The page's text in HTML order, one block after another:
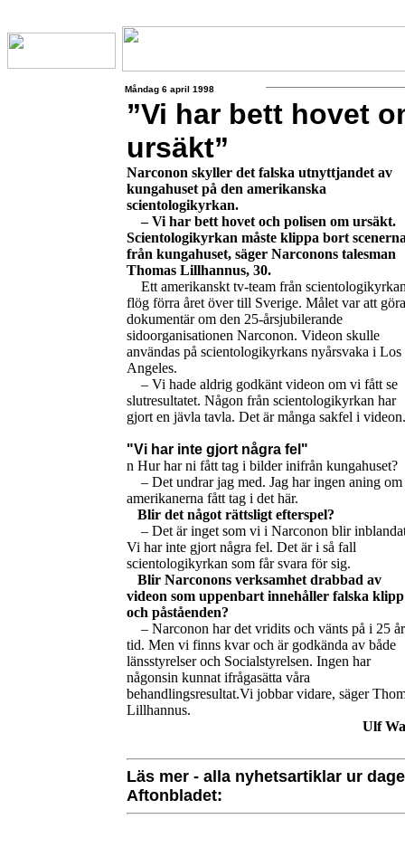
Måndag 6 april 1998
”Vi har bett hovet
ursäkt”
Narconon skyller det falska utnyttjandet av
kungahuset på den amerikanska
scientologikyrkan.
– Vi har bett hovet och polisen om ursäkt.
Scientologikyrkan måste klippa bort
från kungahuset, säger Narconons talesman
Thomas Lillhannus, 30.
Ett amerikanskt tv-team från
flög förra året över till Sverige. Målet var att
dokumentär om den 25-årsjubilerande
sidoorganisationen Narconon. Videon skulle
användas på scientologikyrkans nyårsvaka i Los
Angeles.
– Vi hade aldrig godkänt videon om vi fått se
slutresultatet. Någon från scientologikyrkan har
gjort en jävla tavla. Det är många sakfel i videon.
"Vi har inte gjort några fel"
n Hur har ni fått tag i bilder inifrån kungahuset?
– Det undrar jag med. Jag har ingen aning
amerikanerna fått tag i det här.
Blir det något rättsligt efterspel?
– Det är inget som vi i Narconon blir
Vi har inte gjort några fel. Det är i så fall
scientologikyrkan som får svara för sig.
Blir Narconons verksamhet drabbad av
videon som uppenbart innehåller falska klipp
och påståenden?
– Narconon har det vridits och vänts på i 25
tid. Men vi finns kvar och är godkända av både
länsstyrelser och Socialstyrelsen. Ingen har
någonsin kunnat ifrågasätta våra
behandlingsresultat.Vi jobbar vidare, säger
Lillhannus.
Ulf
Läs mer - alla nyhetsartiklar ur
Aftonbladet: